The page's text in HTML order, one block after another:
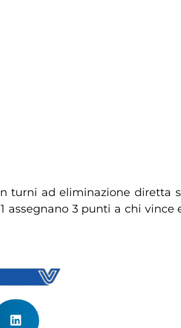
turni ad eliminazione diretta
3 punti a chi vince